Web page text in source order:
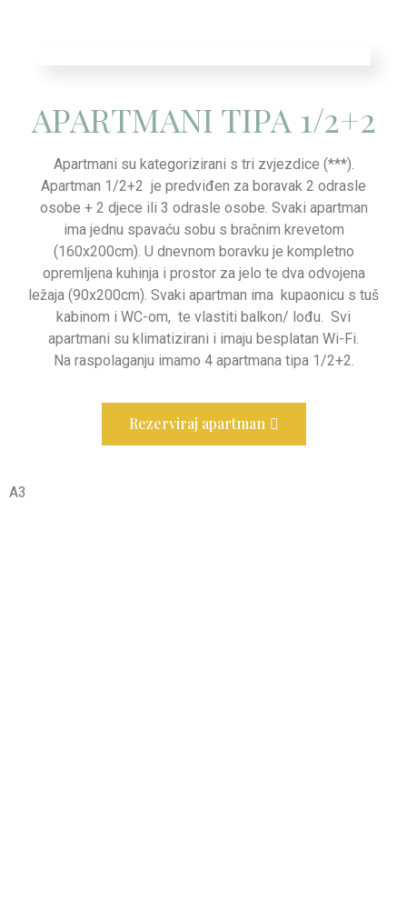
APARTMANI TIPA 1/2+2
Apartmani su kategorizirani s tri zvjezdice (***).
Apartman 1/2+2 je predviđen za boravak 2 odrasle
osobe + 2 djece ili 3 odrasle osobe. Svaki apartman
ima jednu spavaću sobu s bračnim krevetom
(160x200cm). U dnevnom boravku je kompletno
opremljena kuhinja i prostor za jelo te dva odvojena
ležaja (90x200cm). Svaki apartman ima kupaonicu s tuš
kabinom i WC-om, te vlastiti balkon/ lođu. Svi
apartmani su klimatizirani i imaju besplatan Wi-Fi.
Na raspolaganju imamo 4 apartmana tipa 1/2+2.
Rezerviraj apartman
A3